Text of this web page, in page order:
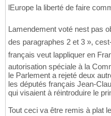
lEurope la liberté de faire
Lamendement voté nest
des paragraphes 2 et 3 »,
français veut lappliquer en
autorisation spéciale à la
le Parlement a rejeté deux
les députés français Jean-
qui visaient à réintroduire le
Tout ceci va être remis à plat